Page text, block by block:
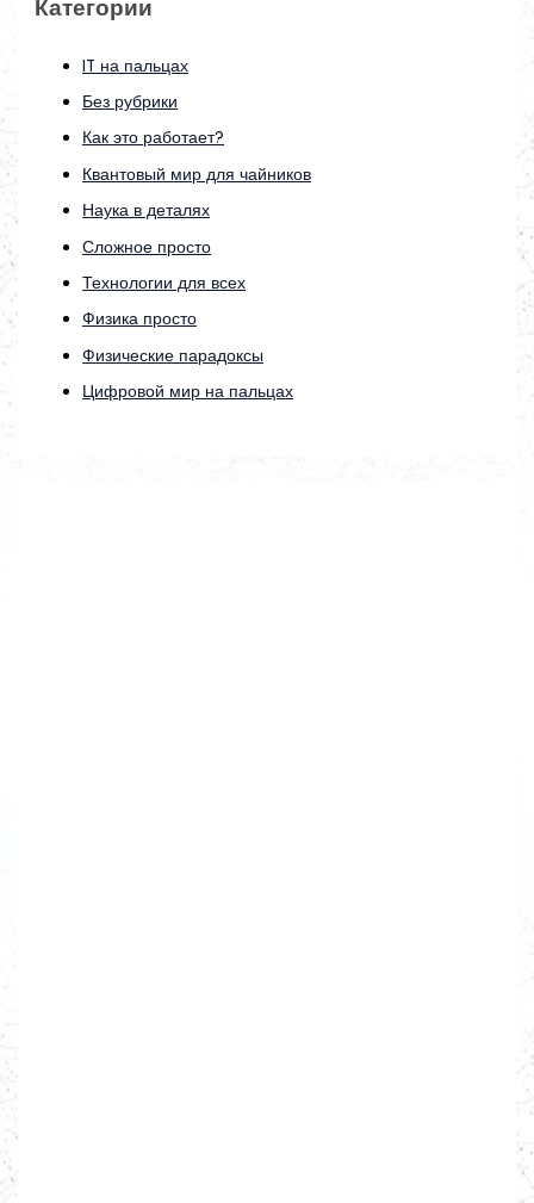
Категории
IT на пальцах
Без рубрики
Как это работает?
Квантовый мир для чайников
Наука в деталях
Сложное просто
Технологии для всех
Физика просто
Физические парадоксы
Цифровой мир на пальцах